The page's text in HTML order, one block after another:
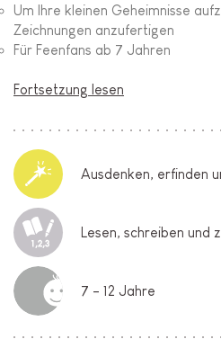
Um Ihre kleinen Geheimnisse
Zeichnungen anzufertigen
Für Feenfans ab 7 Jahren
Fortsetzung lesen
Ausdenken, erfinden
Lesen, schreiben und
7 - 12 Jahre